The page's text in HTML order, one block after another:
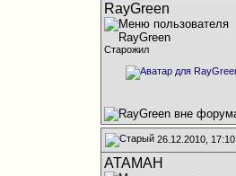
RayGreen
Старожил
26.12.2010, 17:10
АТАМАН